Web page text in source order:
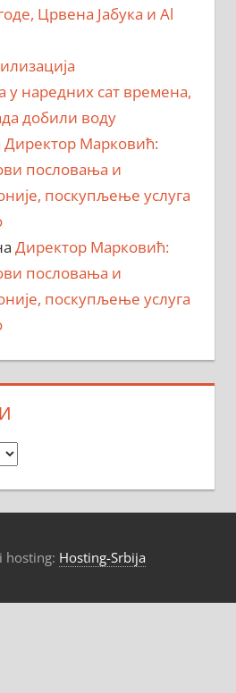
Црвена Јабука и Al
у наредних сат времена,
добили воду
Директор Марковић:
пословања и
поскупљење услуга
Директор Марковић:
пословања и
поскупљење услуга
hosting: Hosting-Srbija